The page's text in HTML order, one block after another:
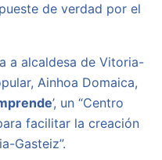
de verdad por el
a alcaldesa de Vitoria-
Ainhoa Domaica,
’, un “Centro
facilitar la creación
Gasteiz”.